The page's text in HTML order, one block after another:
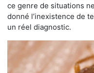
ce genre de situations
donné l’inexistence de
un réel diagnostic.